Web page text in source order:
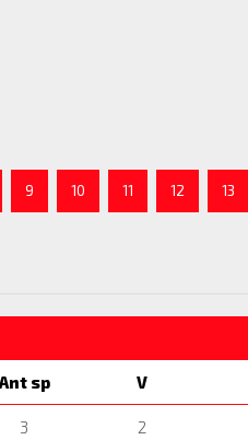
9 10 11 12 13
Ant sp V
3 2